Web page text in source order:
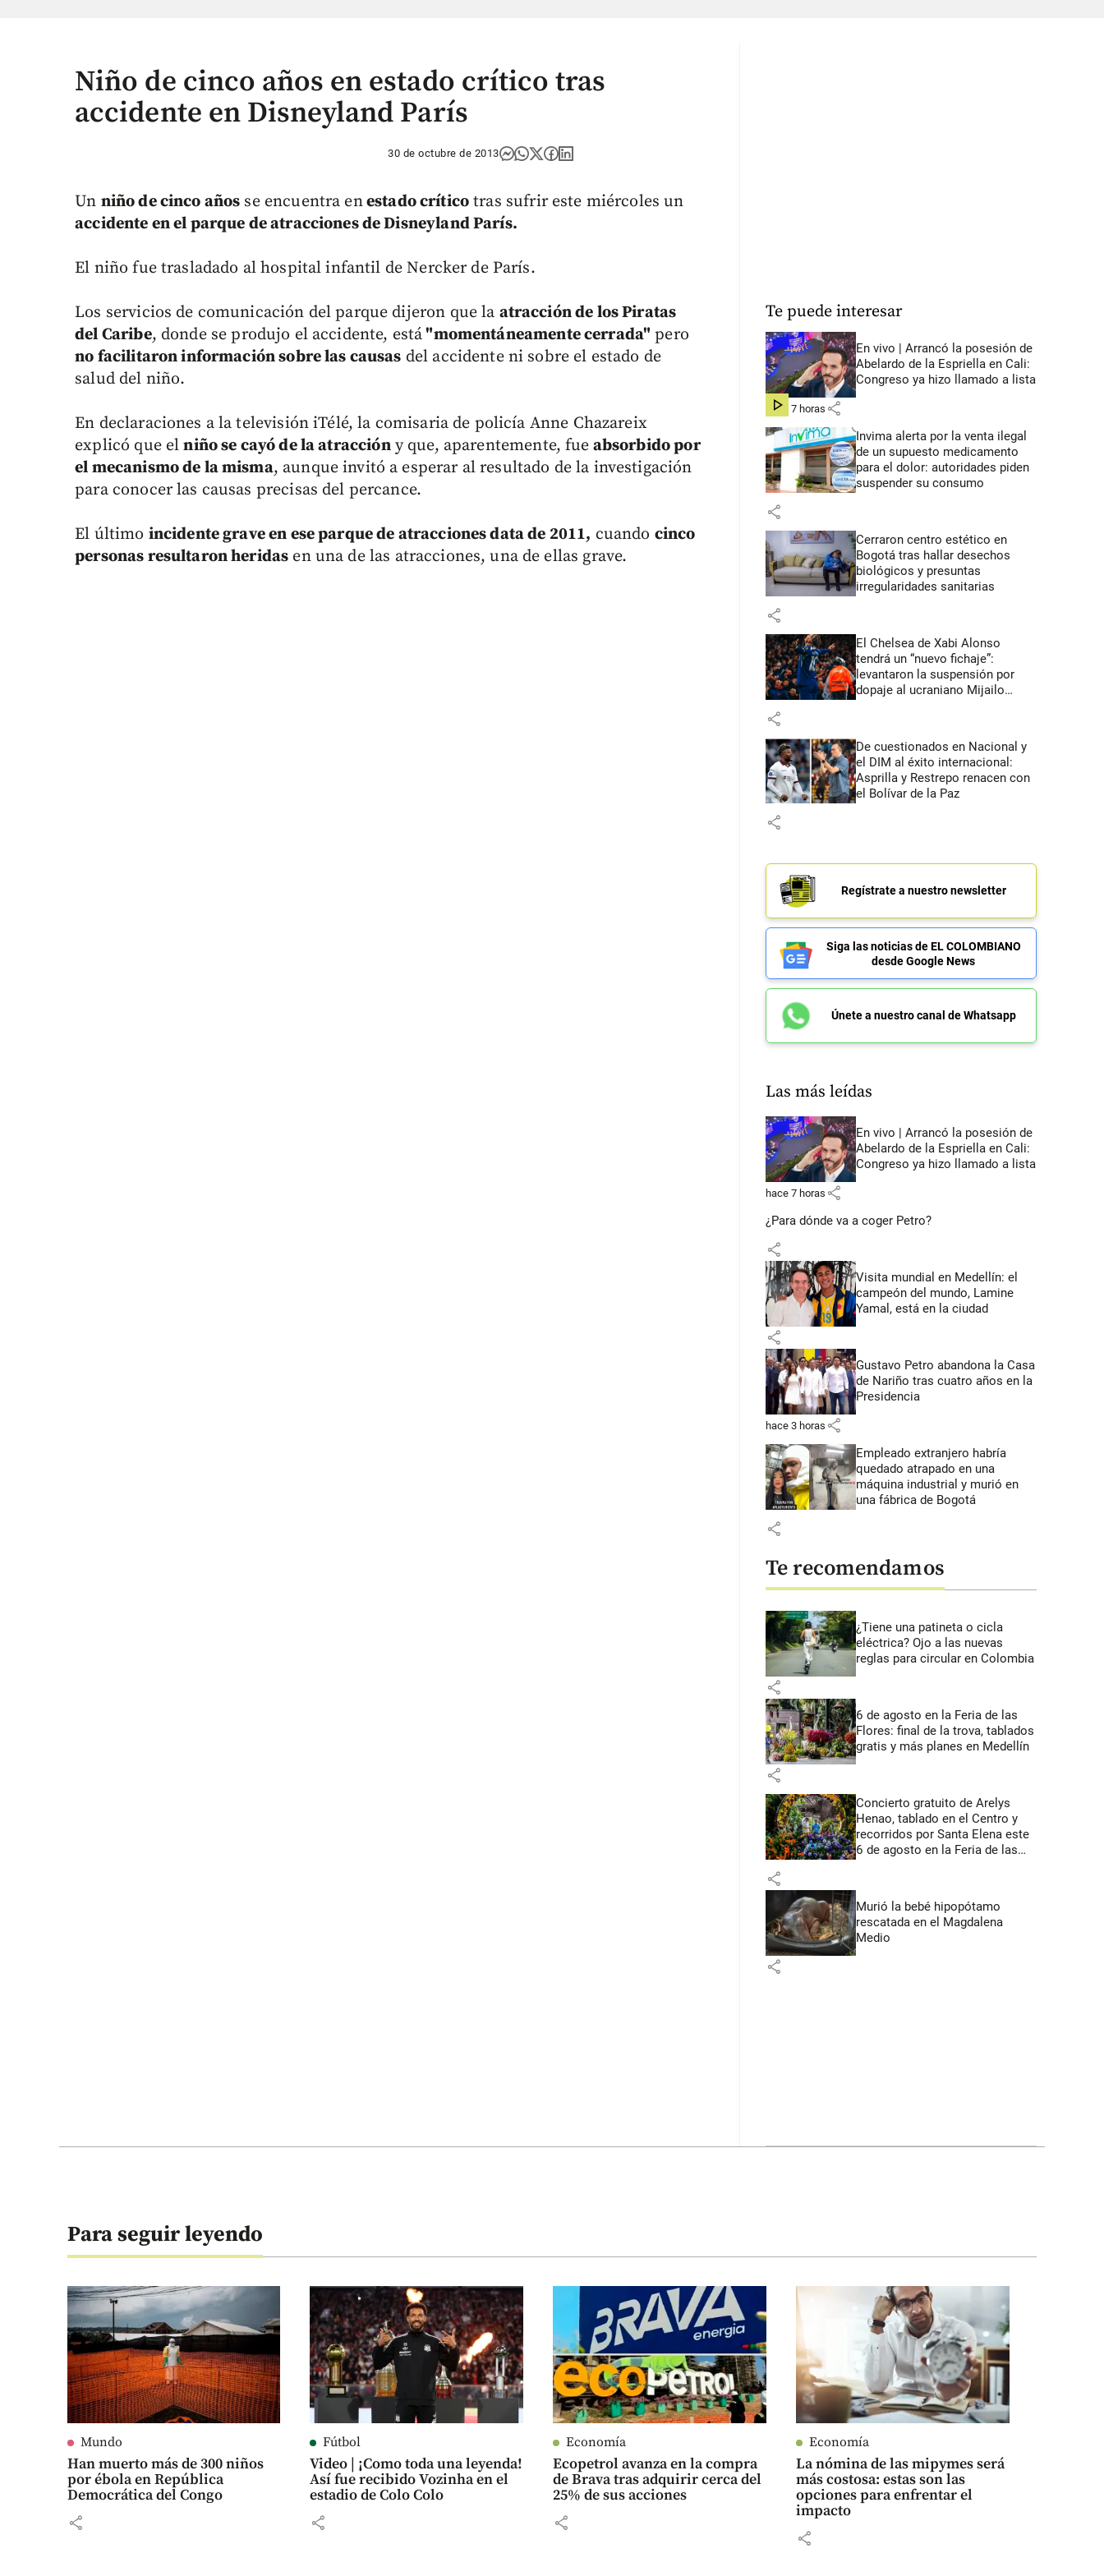
Niño de cinco años en estado crítico tras
accidente en Disneyland París
30 de octubre de 2013
Un niño de cinco años se encuentra enestado crítico tras sufrir este miércoles un
accidente en el parque de atracciones de Disneyland París.
El niño fue trasladado al hospital infantil de Nercker de París.
Los servicios de comunicación del parque dijeron que la atracción de los Piratas
del Caribe, donde se produjo el accidente, está"momentáneamente cerrada" pero
no facilitaron información sobre las causas del accidente ni sobre el estado de
salud del niño.
En declaraciones a la televisión iTélé, la comisaria de policía Anne Chazareix
explicó que elniño se cayó de la atraccióny que, aparentemente, fue absorbido por
el mecanismo de la misma, aunque invitó a esperar al resultado de la investigación
para conocer las causas precisas del percance.
El último incidente grave en ese parque de atracciones data de 2011, cuando cinco
personas resultaron heridas en una de las atracciones, una de ellas grave.
Te puede interesar
En vivo | Arrancó la posesión de
Abelardo de la Espriella en Cali:
Congreso ya hizo llamado a lista
hace 7 horas share
Invima alerta por la venta ilegal
de un supuesto medicamento
para el dolor: autoridades piden
suspender su consumo
share
Cerraron centro estético en
Bogotá tras hallar desechos
biológicos y presuntas
irregularidades sanitarias
share
El Chelsea de Xabi Alonso
tendrá un “nuevo fichaje”:
levantaron la suspensión por
dopaje al ucraniano Mijailo
share
De cuestionados en Nacional y
el DIM al éxito internacional:
Asprilla y Restrepo renacen con
el Bolívar de la Paz
share
Regístrate a nuestro newsletter
Siga las noticias de EL COLOMBIANO
desde Google News
Únete a nuestro canal de Whatsapp
Las más leídas
En vivo | Arrancó la posesión de
Abelardo de la Espriella en Cali:
Congreso ya hizo llamado a lista
hace 7 horas share
¿Para dónde va a coger Petro?
share
Visita mundial en Medellín: el
campeón del mundo, Lamine
Yamal, está en la ciudad
share
Gustavo Petro abandona la Casa
de Nariño tras cuatro años en la
Presidencia
hace 3 horas share
Empleado extranjero habría
quedado atrapado en una
máquina industrial y murió en
una fábrica de Bogotá
share
Te recomendamos
¿Tiene una patineta o cicla
eléctrica? Ojo a las nuevas
reglas para circular en Colombia
share
6 de agosto en la Feria de las
Flores: final de la trova, tablados
gratis y más planes en Medellín
share
Concierto gratuito de Arelys
Henao, tablado en el Centro y
recorridos por Santa Elena este
6 de agosto en la Feria de las
share
Murió la bebé hipopótamo
rescatada en el Magdalena
Medio
share
Para seguir leyendo
Mundo
Han muerto más de 300 niños
por ébola en República
Democrática del Congo
share
Fútbol
Video | ¡Como toda una leyenda!
Así fue recibido Vozinha en el
estadio de Colo Colo
share
Economía
Ecopetrol avanza en la compra
de Brava tras adquirir cerca del
25% de sus acciones
share
Economía
La nómina de las mipymes será
más costosa: estas son las
opciones para enfrentar el
impacto
share